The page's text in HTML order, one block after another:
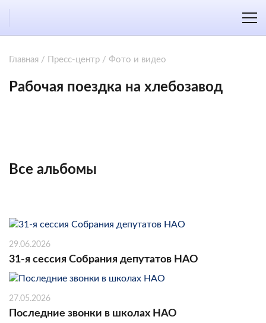
Главная / Пресс-центр / Фото и видео
Рабочая поездка на хлебозавод
Все альбомы
29.06.2026
31-я сессия Собрания депутатов НАО
27.05.2026
Последние звонки в школах НАО